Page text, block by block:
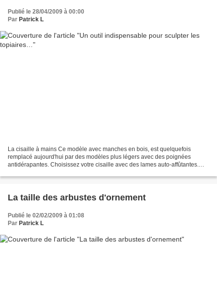
Publié le 28/04/2009 à 00:00
Par Patrick L
La cisaille à mains Ce modèle avec manches en bois, est quelquefois
remplacé aujourd'hui par des modèles plus légers avec des poignées
antidérapantes. Choisissez votre cisaille avec des lames auto-affûtantes.
La taille des arbustes d'ornement
Publié le 02/02/2009 à 01:08
Par Patrick L